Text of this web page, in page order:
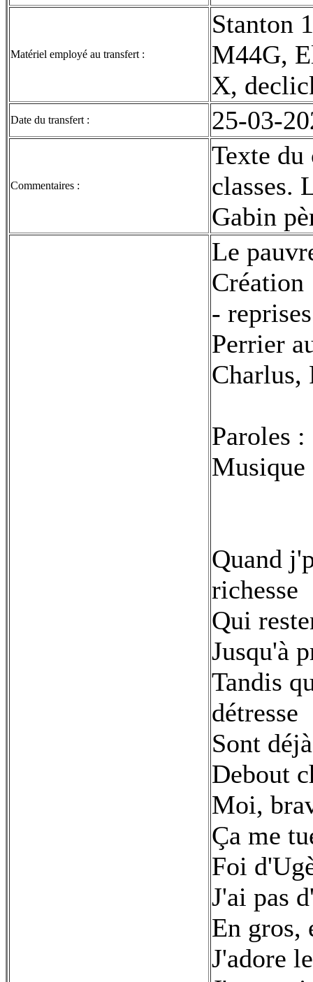
Matériel employé au transfert :
Stanton
M44G,
X,
Date du transfert : 25-03-
Commentaires :
Texte
classes.
Gabin
Le
-
Perrier
Charlus,
Paroles
Musique
Quand
richesse
Qui
Jusqu'à
Tandis
détresse
Sont
Debout
Moi,
Ça me
Foi
J'ai pas
En gros,
J'adore